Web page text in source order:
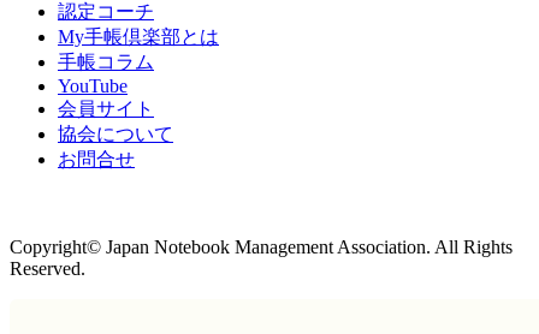
認定コーチ
My手帳倶楽部とは
手帳コラム
YouTube
会員サイト
協会について
お問合せ
Copyright© Japan Notebook Management Association. All Rights
Reserved.